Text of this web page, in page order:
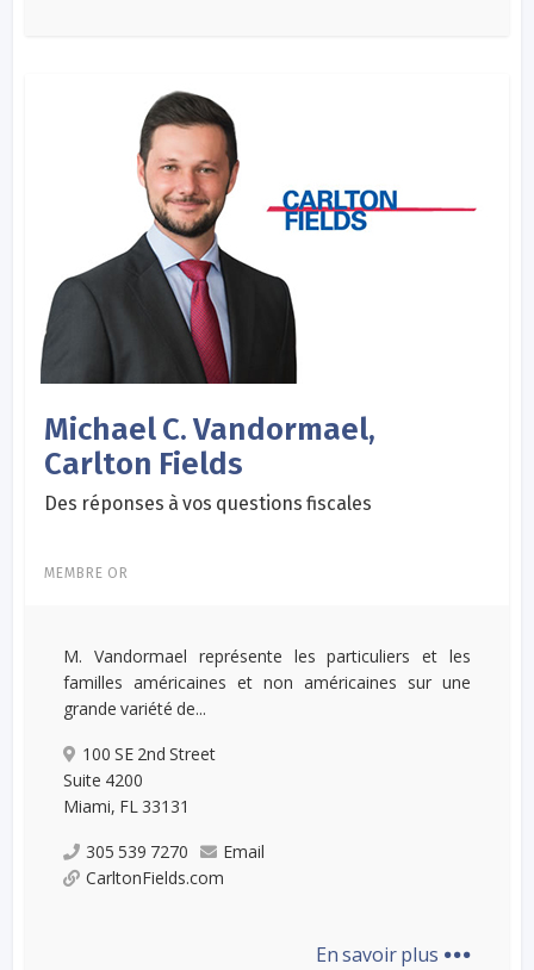
Michael C. Vandormael,
Carlton Fields
Des réponses à vos questions fiscales
MEMBRE OR
M. Vandormael représente les particuliers et les
familles américaines et non américaines sur une
grande variété de...
100 SE 2nd Street
Suite 4200
Miami, FL 33131
305 539 7270
Email
CarltonFields.com
En savoir plus ...